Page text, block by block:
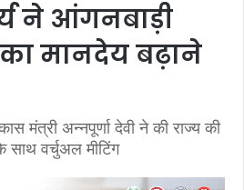
ने आंगनबाड़ी
मानदेय बढ़ाने
मंत्री अन्नपूर्णा देवी ने की राज्य की
साथ वर्चुअल मीटिंग